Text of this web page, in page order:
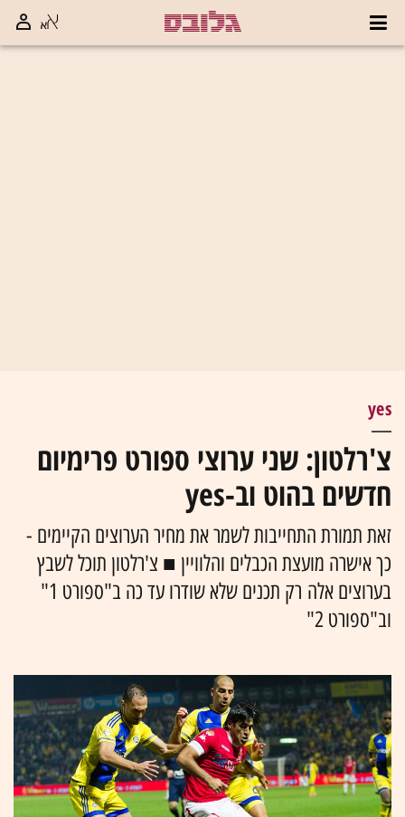
yes
צ'רלטון: שני ערוצי ספורט פרימיום
חדשים בהוט וב-yes
זאת תמורת התחייבות לשמר את מחיר הערוצים הקיימים -
כך אישרה מועצת הכבלים והלוויין ■ צ'רלטון תוכל לשבץ
בערוצים אלה רק תכנים שלא שודרו עד כה ב"ספורט 1"
וב"ספורט 2"